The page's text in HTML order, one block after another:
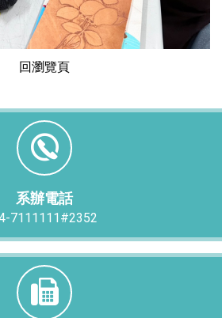
回瀏覽頁
系辦電話
7111111#2352